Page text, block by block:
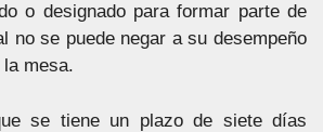
o designado para formar parte de
no se puede negar a su desempeño
mesa.
se tiene un plazo de siete días